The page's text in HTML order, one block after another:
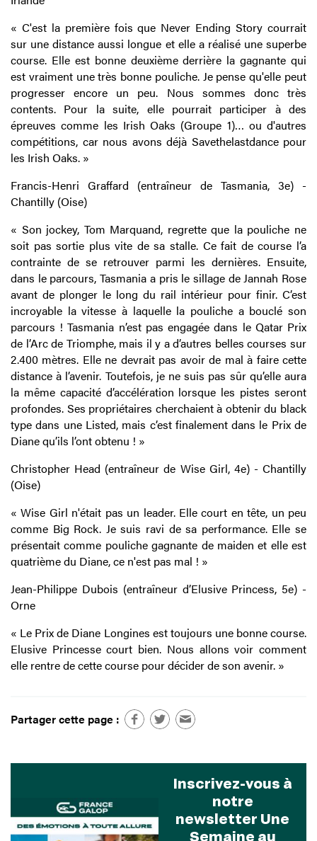
« C'est la première fois que Never Ending Story courrait
sur une distance aussi longue et elle a réalisé une superbe
course. Elle est bonne deuxième derrière la gagnante qui
est vraiment une très bonne pouliche. Je pense qu'elle peut
progresser encore un peu. Nous sommes donc très
contents. Pour la suite, elle pourrait participer à des
épreuves comme les Irish Oaks (Groupe 1)… ou d'autres
compétitions, car nous avons déjà Savethelastdance pour
les Irish Oaks. »
Francis-Henri Graffard (entraîneur de Tasmania, 3e) -
Chantilly (Oise)
« Son jockey, Tom Marquand, regrette que la pouliche ne
soit pas sortie plus vite de sa stalle. Ce fait de course l’a
contrainte de se retrouver parmi les dernières. Ensuite,
dans le parcours, Tasmania a pris le sillage de Jannah Rose
avant de plonger le long du rail intérieur pour finir. C’est
incroyable la vitesse à laquelle la pouliche a bouclé son
parcours ! Tasmania n’est pas engagée dans le Qatar Prix
de l’Arc de Triomphe, mais il y a d’autres belles courses sur
2.400 mètres. Elle ne devrait pas avoir de mal à faire cette
distance à l’avenir. Toutefois, je ne suis pas sûr qu’elle aura
la même capacité d’accélération lorsque les pistes seront
profondes. Ses propriétaires cherchaient à obtenir du black
type dans une Listed, mais c’est finalement dans le Prix de
Diane qu’ils l’ont obtenu ! »
Christopher Head (entraîneur de Wise Girl, 4e) - Chantilly
(Oise)
« Wise Girl n'était pas un leader. Elle court en tête, un peu
comme Big Rock. Je suis ravi de sa performance. Elle se
présentait comme pouliche gagnante de maiden et elle est
quatrième du Diane, ce n'est pas mal ! »
Jean-Philippe Dubois (entraîneur d’Elusive Princess, 5e) -
Orne
« Le Prix de Diane Longines est toujours une bonne course.
Elusive Princesse court bien. Nous allons voir comment
elle rentre de cette course pour décider de son avenir. »
Partager cette page :
Inscrivez-vous à
notre
newsletter Une
Semaine au